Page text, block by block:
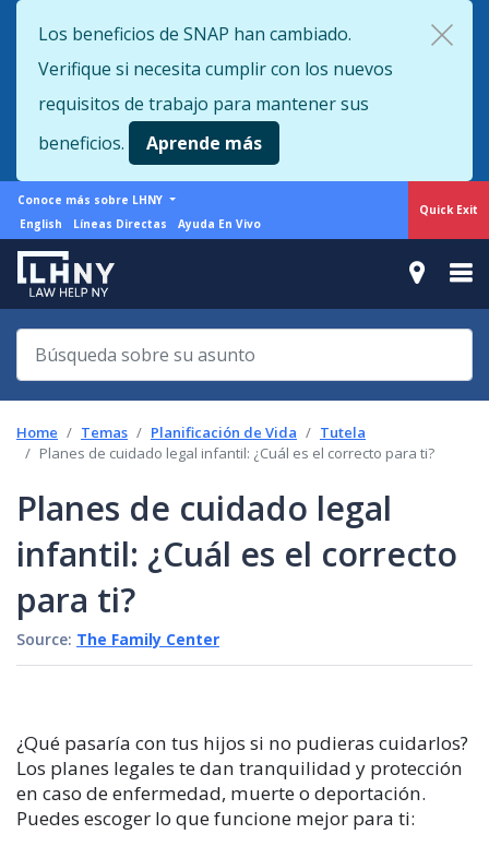
to
main
content
Quick Exit
Los beneficios de SNAP han cambiado.
Verifique si necesita cumplir con los nuevos
requisitos de trabajo para mantener sus
beneficios.
Aprende más
More
from
LHNY
Conoce más sobre LHNY
Support
menu
English Líneas Directas Ayuda En Vivo
Home Temas Planificación de Vida
Tutela
Planes de cuidado legal infantil: ¿Cuál es el correcto para ti?
Planes de cuidado legal
infantil: ¿Cuál es el correcto
para ti?
Source: The Family Center
¿Qué pasaría con tus hijos si no pudieras cuidarlos?
Los planes legales te dan tranquilidad y protección
en caso de enfermedad, muerte o deportación.
Puedes escoger lo que funcione mejor para ti: